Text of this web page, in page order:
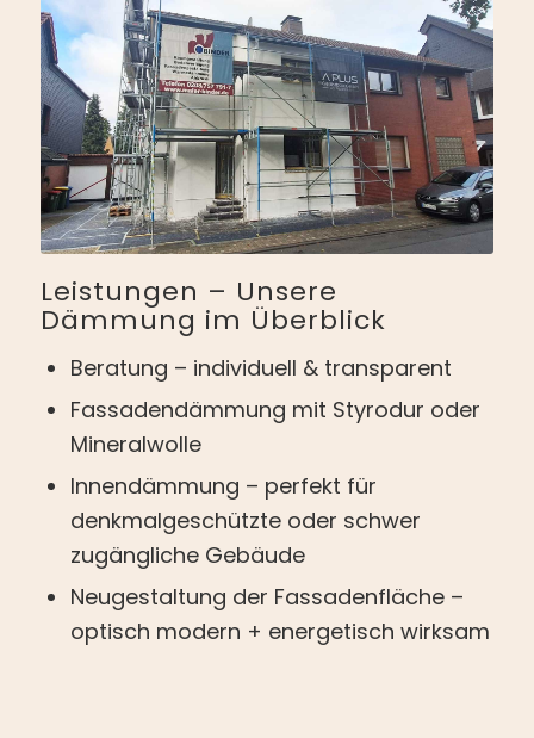
Leistungen – Unsere
Dämmung im Überblick
Beratung – individuell & transparent
Fassadendämmung mit Styrodur oder
Mineralwolle
Innendämmung – perfekt für
denkmalgeschützte oder schwer
zugängliche Gebäude
Neugestaltung der Fassadenfläche –
optisch modern + energetisch wirksam